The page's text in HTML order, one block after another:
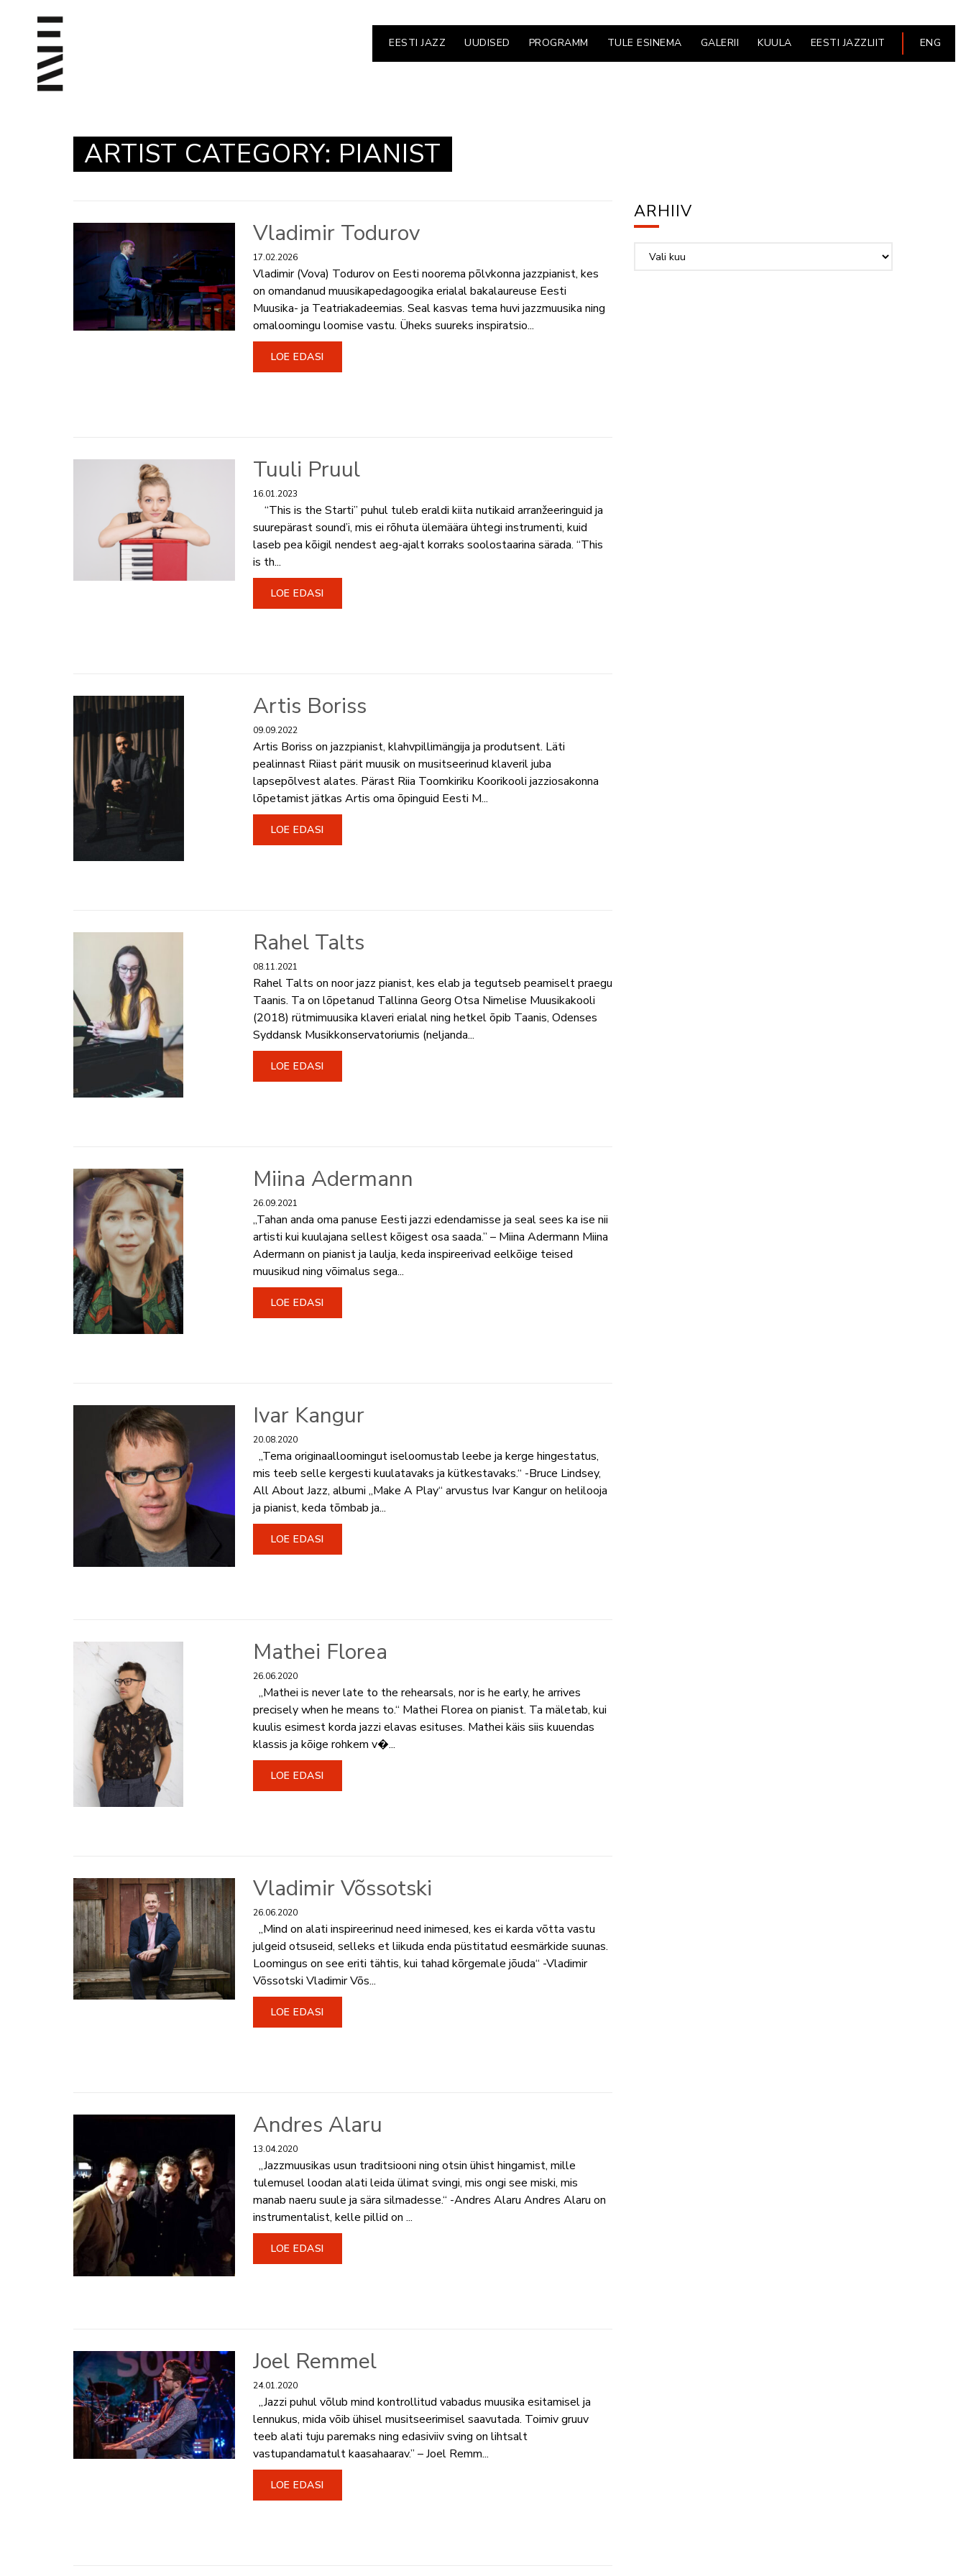
EESTI JAZZ UUDISED PROGRAMM TULE ESINEMA GALERII KUULA EESTI JAZZLIIT ENG
ARTIST CATEGORY: PIANIST
Vladimir Todurov
17.02.2026
Vladimir (Vova) Todurov on Eesti noorema põlvkonna jazzpianist, kes
on omandanud muusikapedagoogika erialal bakalaureuse Eesti
Muusika- ja Teatriakadeemias. Seal kasvas tema huvi jazzmuusika ning
omaloomingu loomise vastu. Üheks suureks inspiratsio...
LOE EDASI
Tuuli Pruul
16.01.2023
“This is the Starti” puhul tuleb eraldi kiita nutikaid arranžeeringuid ja
suurepärast sound’i, mis ei rõhuta ülemäära ühtegi instrumenti, kuid
laseb pea kõigil nendest aeg-ajalt korraks soolostaarina särada. “This
is th...
LOE EDASI
Artis Boriss
09.09.2022
Artis Boriss on jazzpianist, klahvpillimängija ja produtsent. Läti
pealinnast Riiast pärit muusik on musitseerinud klaveril juba
lapsepõlvest alates. Pärast Riia Toomkiriku Koorikooli jazziosakonna
lõpetamist jätkas Artis oma õpinguid Eesti M...
LOE EDASI
Rahel Talts
08.11.2021
Rahel Talts on noor jazz pianist, kes elab ja tegutseb peamiselt praegu
Taanis. Ta on lõpetanud Tallinna Georg Otsa Nimelise Muusikakooli
(2018) rütmimuusika klaveri erialal ning hetkel õpib Taanis, Odenses
Syddansk Musikkonservatoriumis (neljanda...
LOE EDASI
Miina Adermann
26.09.2021
„Tahan anda oma panuse Eesti jazzi edendamisse ja seal sees ka ise nii
artisti kui kuulajana sellest kõigest osa saada.” – Miina Adermann Miina
Adermann on pianist ja laulja, keda inspireerivad eelkõige teised
muusikud ning võimalus sega...
LOE EDASI
Ivar Kangur
20.08.2020
„Tema originaalloomingut iseloomustab leebe ja kerge hingestatus,
mis teeb selle kergesti kuulatavaks ja kütkestavaks.“ -Bruce Lindsey,
All About Jazz, albumi „Make A Play“ arvustus Ivar Kangur on helilooja
ja pianist, keda tõmbab ja...
LOE EDASI
Mathei Florea
26.06.2020
„Mathei is never late to the rehearsals, nor is he early, he arrives
precisely when he means to.“ Mathei Florea on pianist. Ta mäletab, kui
kuulis esimest korda jazzi elavas esituses. Mathei käis siis kuuendas
klassis ja kõige rohkem v�...
LOE EDASI
Vladimir Võssotski
26.06.2020
„Mind on alati inspireerinud need inimesed, kes ei karda võtta vastu
julgeid otsuseid, selleks et liikuda enda püstitatud eesmärkide suunas.
Loomingus on see eriti tähtis, kui tahad kõrgemale jõuda“ -Vladimir
Võssotski Vladimir Võs...
LOE EDASI
Andres Alaru
13.04.2020
„Jazzmuusikas usun traditsiooni ning otsin ühist hingamist, mille
tulemusel loodan alati leida ülimat svingi, mis ongi see miski, mis
manab naeru suule ja sära silmadesse.“ -Andres Alaru Andres Alaru on
instrumentalist, kelle pillid on ...
LOE EDASI
Joel Remmel
24.01.2020
„Jazzi puhul võlub mind kontrollitud vabadus muusika esitamisel ja
lennukus, mida võib ühisel musitseerimisel saavutada. Toimiv gruuv
teeb alati tuju paremaks ning edasiviiv sving on lihtsalt
vastupandamatult kaasahaarav.” – Joel Remm...
LOE EDASI
ARHIIV